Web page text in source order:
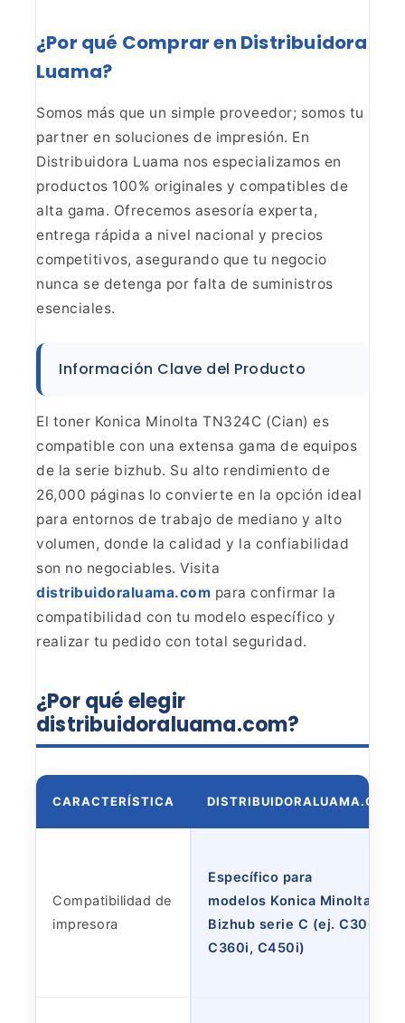
¿Por qué Comprar en Distribuidora
Luama?
Somos más que un simple proveedor; somos tu
partner en soluciones de impresión. En
Distribuidora Luama nos especializamos en
productos 100% originales y compatibles de
alta gama. Ofrecemos asesoría experta,
entrega rápida a nivel nacional y precios
competitivos, asegurando que tu negocio
nunca se detenga por falta de suministros
esenciales.
Información Clave del Producto
El toner Konica Minolta TN324C (Cian) es
compatible con una extensa gama de equipos
de la serie bizhub. Su alto rendimiento de
26,000 páginas lo convierte en la opción ideal
para entornos de trabajo de mediano y alto
volumen, donde la calidad y la confiabilidad
son no negociables. Visita
distribuidoraluama.com para confirmar la
compatibilidad con tu modelo específico y
realizar tu pedido con total seguridad.
¿Por qué elegir
distribuidoraluama.com?
CARACTERÍSTICA DISTRIBUIDORALUAMA.COM
Compatibilidad de
impresora
Específico para
modelos Konica Minolta
Bizhub serie C (ej. C300i,
C360i, C450i)